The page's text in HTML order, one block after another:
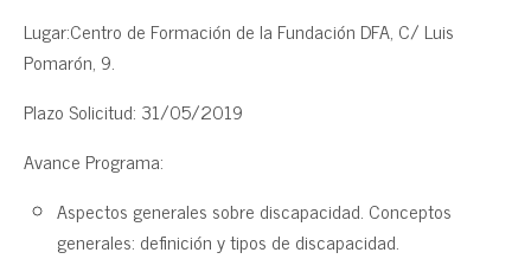
Lugar:Centro de Formación de la Fundación DFA, C/ Luis
Pomarón, 9.
Plazo Solicitud: 31/05/2019
Avance Programa:
Aspectos generales sobre discapacidad. Conceptos
generales: definición y tipos de discapacidad.